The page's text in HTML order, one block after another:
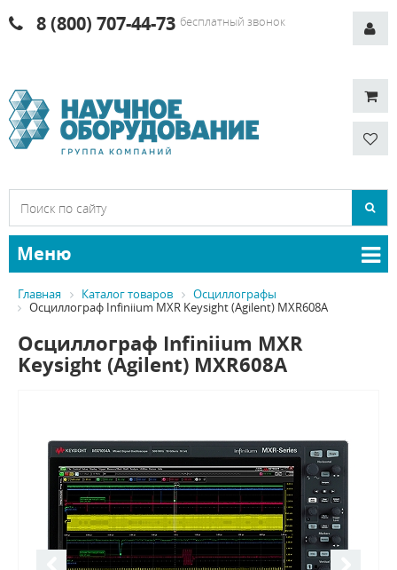
8 (800) 707-44-73 бесплатный звонок
Меню
Главная Каталог товаров
Осциллографы
Осциллограф Infiniium MXR Keysight (Agilent) MXR608A
Осциллограф Infiniium MXR
Keysight (Agilent) MXR608A